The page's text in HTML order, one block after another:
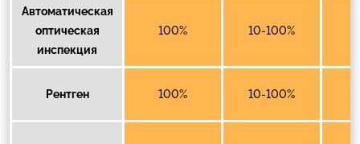
Автоматическая
оптическая
инспекция
100% 10-100%
Рентген 100% 10-100%